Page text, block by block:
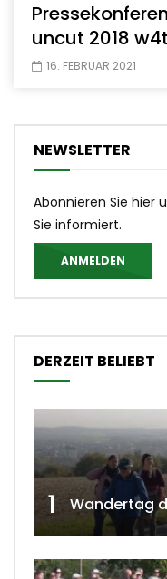
uncut 2018
16. FEBRUAR 2021
NEWSLETTER
Abonnieren Sie hier
Sie informiert.
ANMELDEN
DERZEIT BELIEBT
1